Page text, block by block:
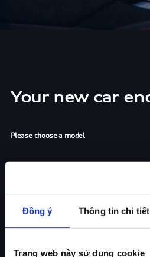
Đồng ý Thông tin chi tiết
Trang web này sử dụng cookie